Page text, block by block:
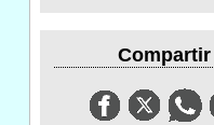
Compartir